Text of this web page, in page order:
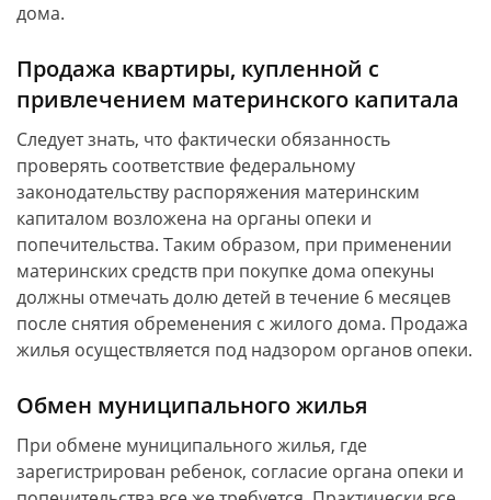
дома.
Продажа квартиры, купленной с
привлечением материнского капитала
Следует знать, что фактически обязанность
проверять соответствие федеральному
законодательству распоряжения материнским
капиталом возложена на органы опеки и
попечительства. Таким образом, при применении
материнских средств при покупке дома опекуны
должны отмечать долю детей в течение 6 месяцев
после снятия обременения с жилого дома. Продажа
жилья осуществляется под надзором органов опеки.
Обмен муниципального жилья
При обмене муниципального жилья, где
зарегистрирован ребенок, согласие органа опеки и